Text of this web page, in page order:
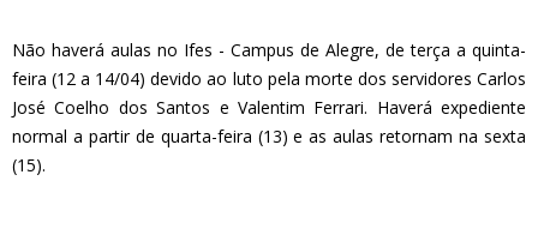
Não haverá aulas no Ifes - Campus de Alegre, de terça a quinta-
feira (12 a 14/04) devido ao luto pela morte dos servidores Carlos
José Coelho dos Santos e Valentim Ferrari. Haverá expediente
normal a partir de quarta-feira (13) e as aulas retornam na sexta
(15).